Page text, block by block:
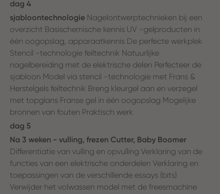
dag 4
sjabloontechnologie Nagelontwerptechnieken bij een
overzicht Basischemische kennis UV -gelproducten in
één oogopslag, apparaatkennis De perfecte werkplek
Stencil -technologie feiltechnik Natuurlijke
nagelbereiding met de elektrische delen Perfecteer de
sjabloon Model via stencil -technologie met Frans &
Herstelgels feiltechnik Breng kleurgel aan en verzegel
met topglans Franse gel in één oogopslag Mogelijke
bronnen van fouten Praktisch werk
dag 5
Na 3 weken - vulling, frezen Cutter, Baby Boomer
Differentiatie van vulling en opvulling Verklaring van de
functies van een elektrische onderdelen Verklaring en
toepassingen van de verschillende essays (bits)
Verwijder het volwassen model met de freesmachine